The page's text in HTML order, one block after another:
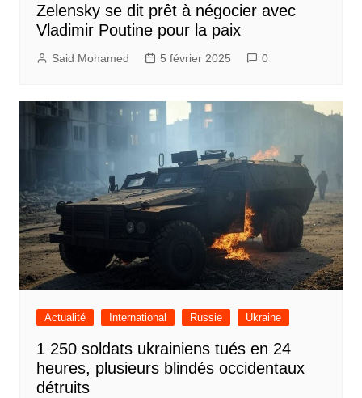
Zelensky se dit prêt à négocier avec
Vladimir Poutine pour la paix
Said Mohamed 5 février 2025 0
Actualité International Russie Ukraine
1 250 soldats ukrainiens tués en 24
heures, plusieurs blindés occidentaux
détruits